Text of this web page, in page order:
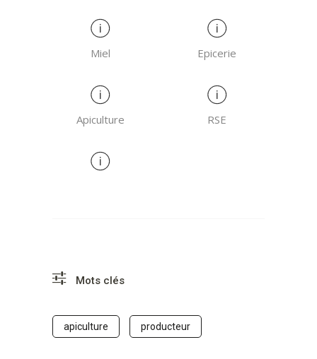
Miel Epicerie
Apiculture RSE
Mots clés
apiculture producteur